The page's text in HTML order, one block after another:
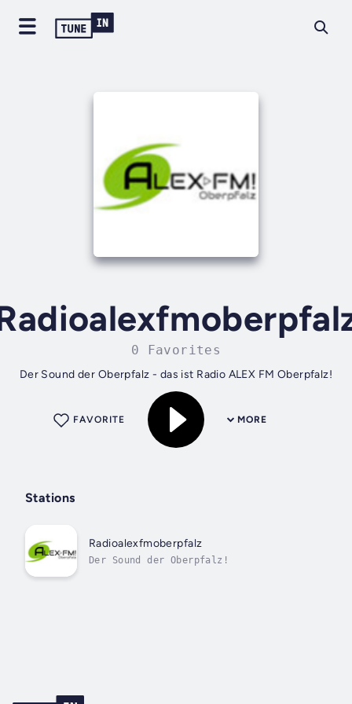
0 Favorites
Der Sound der Oberpfalz - das ist Radio ALEX FM Oberpfalz!
MORE
FAVORITE
Stations
Radioalexfmoberpfalz
Der Sound der Oberpfalz!